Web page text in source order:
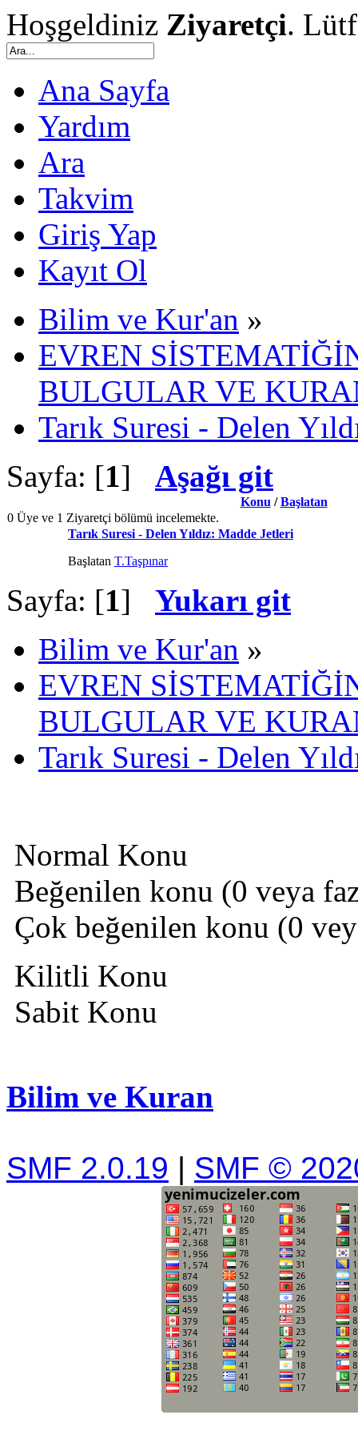
Hoşgeldiniz Ziyaretçi.
Ana Sayfa
Yardım
Ara
Takvim
Giriş Yap
Kayıt Ol
Bilim ve Kur'an »
EVREN
BULGULAR VE
Tarık Suresi - Delen
Sayfa: [1] Aşağı git
Konu /Başlatan
0 Üye ve 1 Ziyaretçi bölümü incelemekte.
Tarık Suresi - Delen Yıldız: Madde Jetleri
Başlatan T.Taşpınar
Sayfa: [1] Yukarı git
Bilim ve Kur'an »
EVREN
BULGULAR VE
Tarık Suresi - Delen
Normal Konu
Beğenilen konu (0 veya
Çok beğenilen konu (0
Kilitli Konu
Sabit Konu
Bilim ve Kuran
SMF 2.0.19 | SMF ©